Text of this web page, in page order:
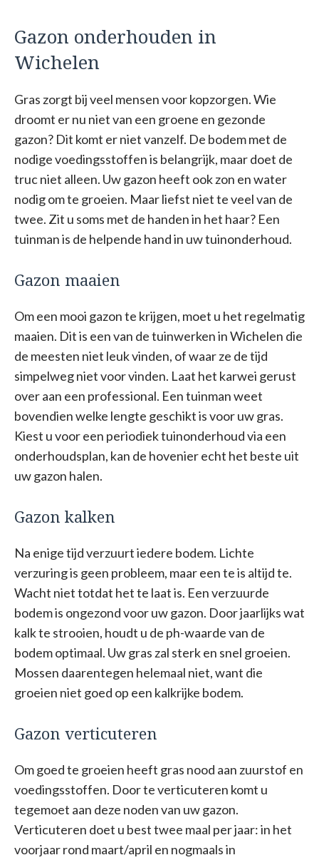
Gazon onderhouden in
Wichelen
Gras zorgt bij veel mensen voor kopzorgen. Wie
droomt er nu niet van een groene en gezonde
gazon? Dit komt er niet vanzelf. De bodem met de
nodige voedingsstoffen is belangrijk, maar doet de
truc niet alleen. Uw gazon heeft ook zon en water
nodig om te groeien. Maar liefst niet te veel van de
twee. Zit u soms met de handen in het haar? Een
tuinman is de helpende hand in uw tuinonderhoud.
Gazon maaien
Om een mooi gazon te krijgen, moet u het regelmatig
maaien. Dit is een van de tuinwerken in Wichelen die
de meesten niet leuk vinden, of waar ze de tijd
simpelweg niet voor vinden. Laat het karwei gerust
over aan een professional. Een tuinman weet
bovendien welke lengte geschikt is voor uw gras.
Kiest u voor een periodiek tuinonderhoud via een
onderhoudsplan, kan de hovenier echt het beste uit
uw gazon halen.
Gazon kalken
Na enige tijd verzuurt iedere bodem. Lichte
verzuring is geen probleem, maar een te is altijd te.
Wacht niet totdat het te laat is. Een verzuurde
bodem is ongezond voor uw gazon. Door jaarlijks wat
kalk te strooien, houdt u de ph-waarde van de
bodem optimaal. Uw gras zal sterk en snel groeien.
Mossen daarentegen helemaal niet, want die
groeien niet goed op een kalkrijke bodem.
Gazon verticuteren
Om goed te groeien heeft gras nood aan zuurstof en
voedingsstoffen. Door te verticuteren komt u
tegemoet aan deze noden van uw gazon.
Verticuteren doet u best twee maal per jaar: in het
voorjaar rond maart/april en nogmaals in